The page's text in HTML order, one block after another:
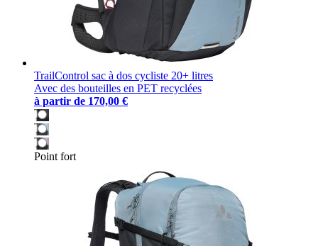
TrailControl sac à dos cycliste 20+ litres
Avec des bouteilles en PET recyclées
à partir de 170,00 €
Point fort